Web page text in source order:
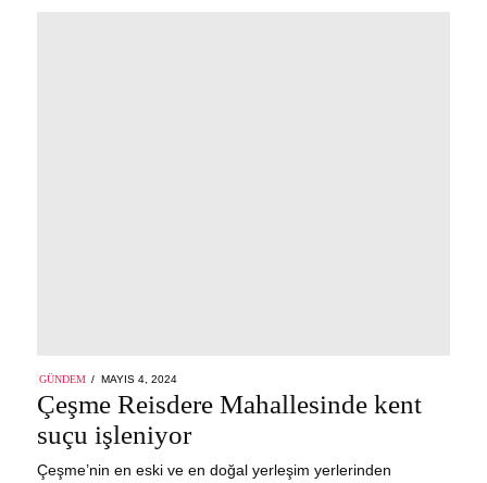
GÜNDEM
POSTED
MAYIS 4, 2024
4,
2024
Çeşme Reisdere Mahallesinde kent
suçu işleniyor
Çeşme’nin en eski ve en doğal yerleşim yerlerinden